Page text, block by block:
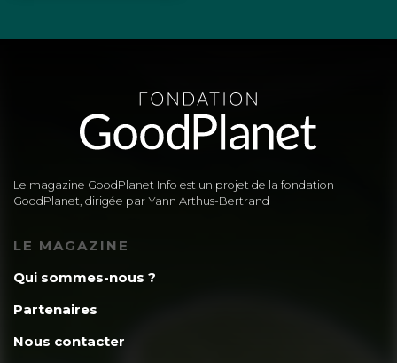
Le magazine GoodPlanet Info est un projet de la fondation
GoodPlanet, dirigée par Yann Arthus-Bertrand
LE MAGAZINE
Qui sommes-nous ?
Partenaires
Nous contacter